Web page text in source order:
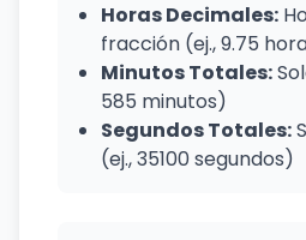
Horas Decimales:
fracción (ej., 9.75
Minutos Totales:
585 minutos)
Segundos Totales:
(ej., 35100 segundos)